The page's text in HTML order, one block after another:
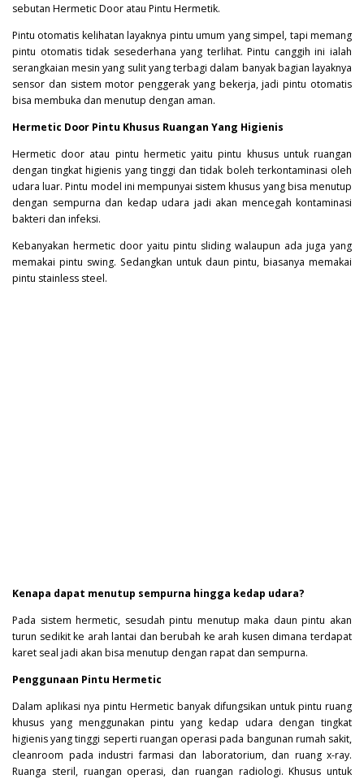
sebutan Hermetic Door atau Pintu Hermetik.
Pintu otomatis kelihatan layaknya pintu umum yang simpel, tapi memang
pintu otomatis tidak sesederhana yang terlihat. Pintu canggih ini ialah
serangkaian mesin yang sulit yang terbagi dalam banyak bagian layaknya
sensor dan sistem motor penggerak yang bekerja, jadi pintu otomatis
bisa membuka dan menutup dengan aman.
Hermetic Door Pintu Khusus Ruangan Yang Higienis
Hermetic door atau pintu hermetic yaitu pintu khusus untuk ruangan
dengan tingkat higienis yang tinggi dan tidak boleh terkontaminasi oleh
udara luar. Pintu model ini mempunyai sistem khusus yang bisa menutup
dengan sempurna dan kedap udara jadi akan mencegah kontaminasi
bakteri dan infeksi.
Kebanyakan hermetic door yaitu pintu sliding walaupun ada juga yang
memakai pintu swing. Sedangkan untuk daun pintu, biasanya memakai
pintu stainless steel.
Kenapa dapat menutup sempurna hingga kedap udara?
Pada sistem hermetic, sesudah pintu menutup maka daun pintu akan
turun sedikit ke arah lantai dan berubah ke arah kusen dimana terdapat
karet seal jadi akan bisa menutup dengan rapat dan sempurna.
Penggunaan Pintu Hermetic
Dalam aplikasi nya pintu Hermetic banyak difungsikan untuk pintu ruang
khusus yang menggunakan pintu yang kedap udara dengan tingkat
higienis yang tinggi seperti ruangan operasi pada bangunan rumah sakit,
cleanroom pada industri farmasi dan laboratorium, dan ruang x-ray.
Ruanga steril, ruangan operasi, dan ruangan radiologi. Khusus untuk